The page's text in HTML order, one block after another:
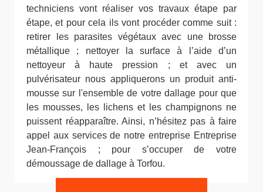
techniciens vont réaliser vos travaux étape par
étape, et pour cela ils vont procéder comme suit :
retirer les parasites végétaux avec une brosse
métallique ; nettoyer la surface à l’aide d’un
nettoyeur à haute pression ; et avec un
pulvérisateur nous appliquerons un produit anti-
mousse sur l'ensemble de votre dallage pour que
les mousses, les lichens et les champignons ne
puissent réapparaître. Ainsi, n’hésitez pas à faire
appel aux services de notre entreprise Entreprise
Jean-François ; pour s’occuper de votre
démoussage de dallage à Torfou.